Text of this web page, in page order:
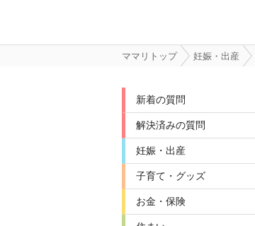
ママリトップ 妊娠・出産
新着の質問
解決済みの質問
妊娠・出産
子育て・グッズ
お金・保険